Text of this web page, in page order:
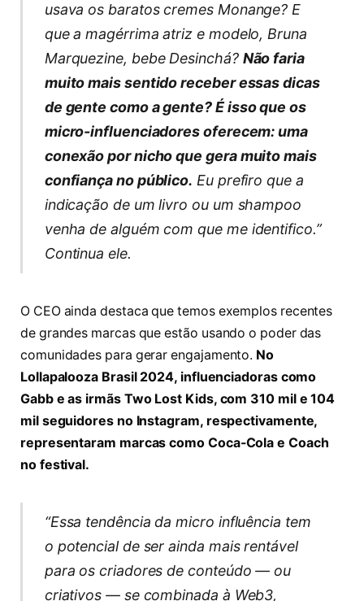
usava os baratos cremes Monange? E
que a magérrima atriz e modelo, Bruna
Marquezine, bebe Desinchá? Não faria
muito mais sentido receber essas dicas
de gente como a gente? É isso que os
micro-influenciadores oferecem: uma
conexão por nicho que gera muito mais
confiança no público. Eu prefiro que a
indicação de um livro ou um shampoo
venha de alguém com que me identifico.”
Continua ele.
O CEO ainda destaca que temos exemplos recentes
de grandes marcas que estão usando o poder das
comunidades para gerar engajamento. No
Lollapalooza Brasil 2024, influenciadoras como
Gabb e as irmãs Two Lost Kids, com 310 mil e 104
mil seguidores no Instagram, respectivamente,
representaram marcas como Coca-Cola e Coach
no festival.
“Essa tendência da micro influência tem
o potencial de ser ainda mais rentável
para os criadores de conteúdo — ou
criativos — se combinada à Web3,